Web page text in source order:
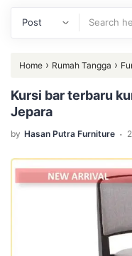
Home › Rumah Tangga ›
jati Furniture Jepara
Kursi bar terbaru
Jepara
by Hasan Putra Furniture .